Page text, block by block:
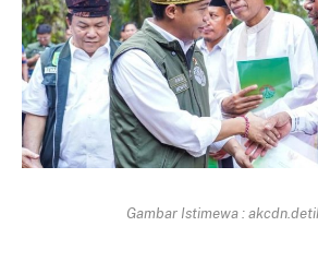
Gambar Istimewa :